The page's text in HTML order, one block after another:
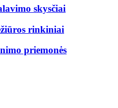
skysčiai
rinkiniai
priemonės